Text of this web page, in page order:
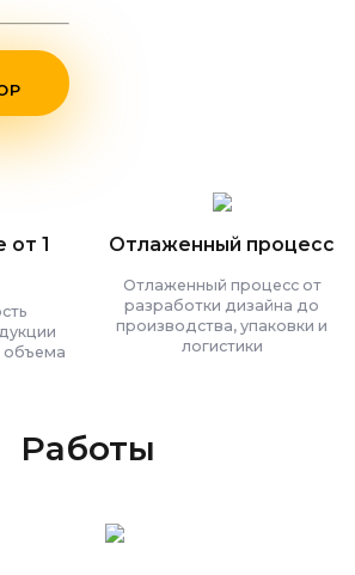
от 1
объема
Отлаженный процесс
Отлаженный процесс от
разработки дизайна до
производства, упаковки и
логистики
Работы